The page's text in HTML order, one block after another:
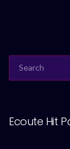
FOR:
Ecoute Hit